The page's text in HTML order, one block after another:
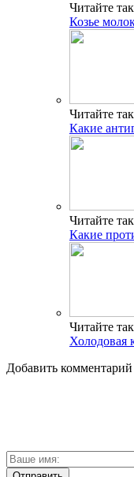
Читайте
Козье
Читайте
Какие
Читайте
Какие
Читайте
Холодовая
Добавить комментарий